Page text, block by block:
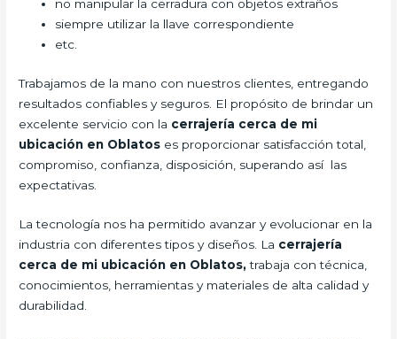
no manipular la cerradura con objetos extraños
siempre utilizar la llave correspondiente
etc.
Trabajamos de la mano con nuestros clientes, entregando
resultados confiables y seguros. El propósito de brindar un
excelente servicio con la cerrajería cerca de mi
ubicación en Oblatos es proporcionar satisfacción total,
compromiso, confianza, disposición, superando así las
expectativas.
La tecnología nos ha permitido avanzar y evolucionar en la
industria con diferentes tipos y diseños. La cerrajería
cerca de mi ubicación en Oblatos,trabaja con técnica,
conocimientos, herramientas y materiales de alta calidad y
durabilidad.